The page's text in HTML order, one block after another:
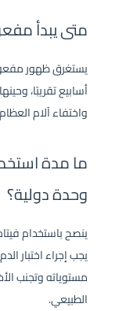
متى يبدأ مفعول
أسابيع تقريبًا،
واختفاء آلام
وحدة دولية؟
مستوياته وتجنب
الطبيعي.